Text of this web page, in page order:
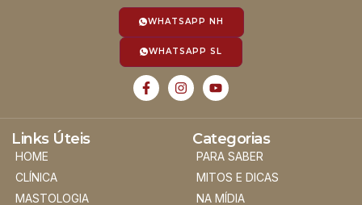
WHATSAPP NH
WHATSAPP SL
Links Úteis
HOME
CLÍNICA
MASTOLOGIA
Categorias
PARA SABER
MITOS E DICAS
NA MÍDIA